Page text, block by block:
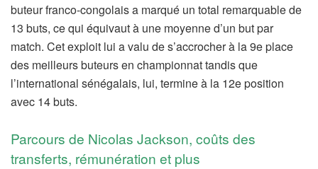
buteur franco-congolais a marqué un total remarquable de
13 buts, ce qui équivaut à une moyenne d’un but par
match. Cet exploit lui a valu de s’accrocher à la 9e place
des meilleurs buteurs en championnat tandis que
l’international sénégalais, lui, termine à la 12e position
avec 14 buts.
Parcours de Nicolas Jackson, coûts des
transferts, rémunération et plus